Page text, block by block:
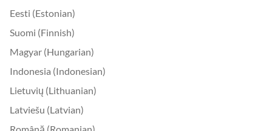
Eesti (Estonian)
Suomi (Finnish)
Magyar (Hungarian)
Indonesia (Indonesian)
Lietuvių (Lithuanian)
Latviešu (Latvian)